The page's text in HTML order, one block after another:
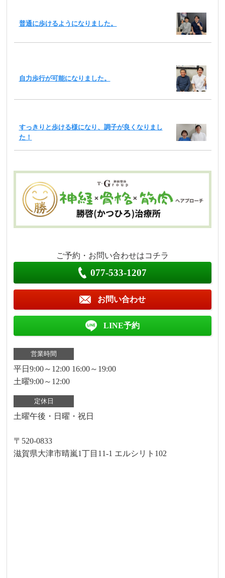
普通に歩けるようになりました。
自力歩行が可能になりました。
すっきりと歩ける様になり、調子が良くなりまし
た！
ご予約・お問い合わせはコチラ
077-533-1207
お問い合わせ
LINE予約
営業時間
平日9:00～12:00 16:00～19:00
土曜9:00～12:00
定休日
土曜午後・日曜・祝日
〒520-0833
滋賀県大津市晴嵐1丁目11-1 エルシリト102